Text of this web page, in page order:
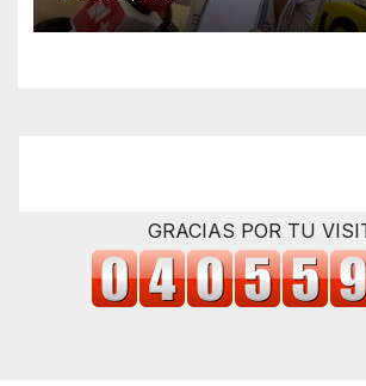
Américo
GRACIAS POR TU